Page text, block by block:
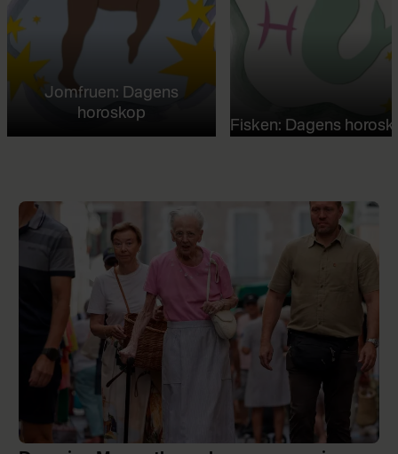
Jomfruen: Dagens
horoskop
Fisken: Dagens